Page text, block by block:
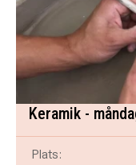
Keramik -
Plats: